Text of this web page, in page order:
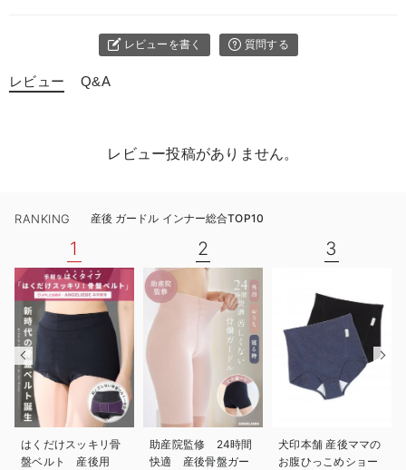
レビューを書く 質問する
レビュー Q&A
レビュー投稿がありません。
RANKING 産後 ガードル インナー総合TOP10
1
はくだけスッキリ骨
盤ベルト 産後用
2
助産院監修 24時間
快適 産後骨盤ガー
3
犬印本舗 産後ママの
お腹ひっこめショー